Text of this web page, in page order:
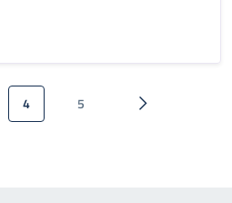
Pagina attuale
4 Pagina
5 Pagina